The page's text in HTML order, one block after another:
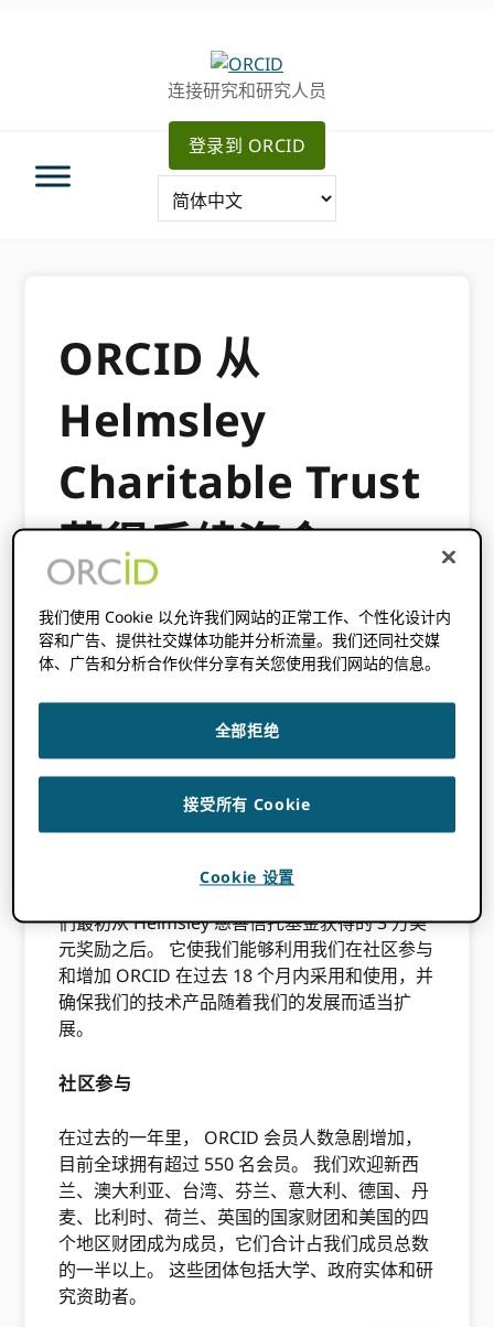
连接研究和研究人员
登录到 ORCID
ORCID 从
Helmsley
Charitable Trust
获得后续资金
2016 年 10 月 9 日BY劳尔·哈克
可能不准确。
我很高兴地宣布
步资助
Helmsley 慈善信
们最初从 Helmsley 慈善信托基金获得的 3 万美
元奖励之后。 它使我们能够利用我们在社区参与
和增加 ORCID 在过去 18 个月内采用和使用，并
确保我们的技术产品随着我们的发展而适当扩
展。
社区参与
在过去的一年里， ORCID 会员人数急剧增加，
目前全球拥有超过 550 名会员。 我们欢迎新西
兰、澳大利亚、台湾、芬兰、意大利、德国、丹
麦、比利时、荷兰、英国的国家财团和美国的四
个地区财团成为成员，它们合计占我们成员总数
的一半以上。 这些团体包括大学、政府实体和研
究资助者。
我们使用 Cookie 以允许我们网站的正常工作、个性化设计内
容和广告、提供社交媒体功能并分析流量。我们还同社交媒
体、广告和分析合作伙伴分享有关您使用我们网站的信息。
全部拒绝
接受所有 Cookie
Cookie 设置